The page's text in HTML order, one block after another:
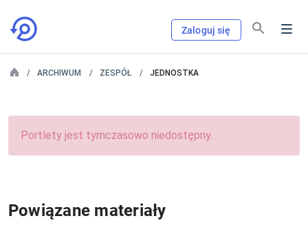
Zaloguj się
ARCHIWUM ZESPÓŁ JEDNOSTKA
Portlety jest tymczasowo niedostępny.
Powiązane materiały